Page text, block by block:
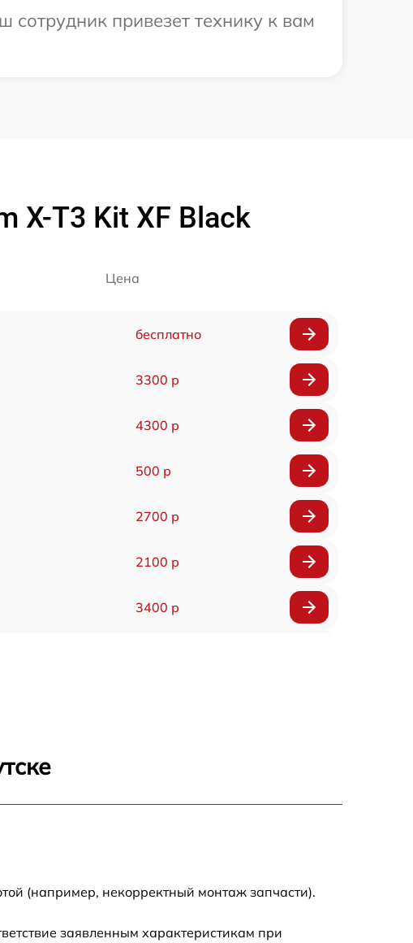
привезет технику к вам
X-T3 Kit XF Black
Цена
бесплатно
3300 р
4300 р
500 р
2700 р
2100 р
3400 р
(например, некорректный монтаж запчасти).
заявленным характеристикам при